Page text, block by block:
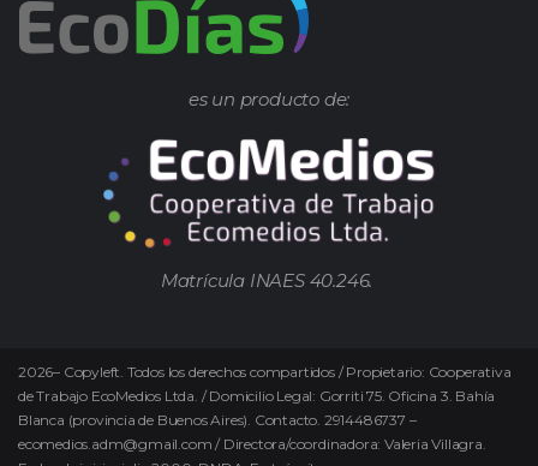
es un producto de:
Matrícula INAES 40.246.
2026– Copyleft. Todos los derechos compartidos / Propietario: Cooperativa
de Trabajo EcoMedios Ltda. / Domicilio Legal: Gorriti 75. Oficina 3. Bahía
Blanca (provincia de Buenos Aires). Contacto. 2914486737 –
ecomedios.adm@gmail.com / Directora/coordinadora: Valeria Villagra.